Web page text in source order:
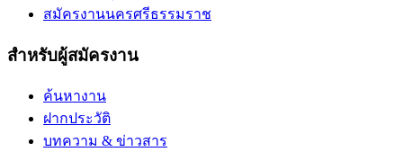
สมัครงานนครศรีธรรมราช
สำหรับผู้สมัครงาน
ค้นหางาน
ฝากประวัติ
บทความ & ข่าวสาร